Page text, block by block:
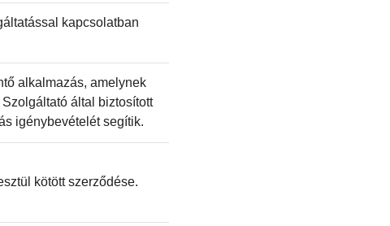
kapcsolatban
alkalmazás, amelynek
által biztosított
igénybevételét segítik.
kötött szerződése.